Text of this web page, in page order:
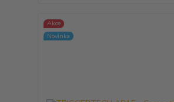
Akce
Novinka